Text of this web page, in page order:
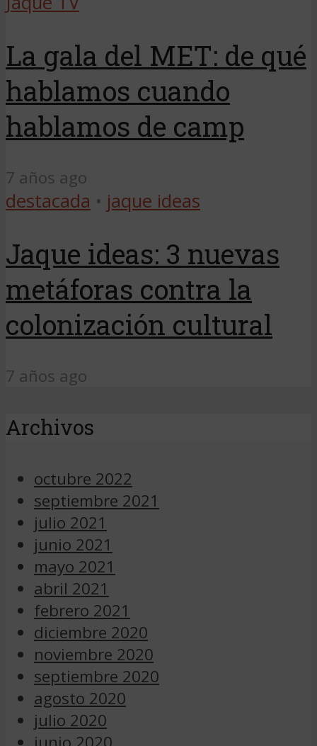
La gala del MET: de qué
hablamos cuando
hablamos de camp
7 años ago
destacada • jaque ideas
Jaque ideas: 3 nuevas
metáforas contra la
colonización cultural
7 años ago
Archivos
octubre 2022
septiembre 2021
julio 2021
junio 2021
mayo 2021
abril 2021
febrero 2021
diciembre 2020
noviembre 2020
septiembre 2020
agosto 2020
julio 2020